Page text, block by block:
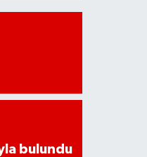
bulundu